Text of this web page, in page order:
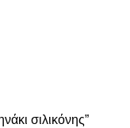
σιλικόνης”